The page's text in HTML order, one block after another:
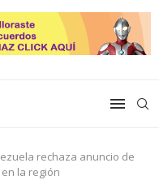
rechaza anuncio de
la región